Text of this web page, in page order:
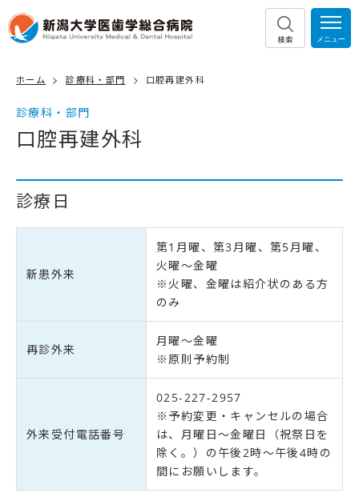
検索
ホーム 診療科・部門 口腔再建外科
診療科・部門
口腔再建外科
診療日
新患外来
第1月曜、第3月曜、第5月曜、
火曜～金曜
※火曜、金曜は紹介状のある方
のみ
再診外来
月曜～金曜
※原則予約制
外来受付電話番号
025-227-2957
※予約変更・キャンセルの場合
は、月曜日～金曜日（祝祭日を
除く。）の午後2時～午後4時の
間にお願いします。